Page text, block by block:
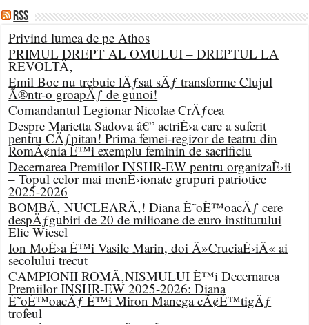
RSS
Privind lumea de pe Athos
PRIMUL DREPT AL OMULUI – DREPTUL LA
REVOLTÄ‚
Emil Boc nu trebuie lÄƒsat sÄƒ transforme Clujul
Ã®ntr-o groapÄƒ de gunoi!
Comandantul Legionar Nicolae CrÄƒcea
Despre Marietta Sadova â€” actriÈ›a care a suferit
pentru CÄƒpitan! Prima femei-regizor de teatru din
RomÃ¢nia È™i exemplu feminin de sacrificiu
Decernarea Premiilor INSHR-EW pentru organizaÈ›ii
– Topul celor mai menÈ›ionate grupuri patriotice
2025-2026
BOMBÄ‚ NUCLEARÄ‚! Diana È˜oÈ™oacÄƒ cere
despÄƒgubiri de 20 de milioane de euro institutului
Elie Wiesel
Ion MoÈ›a È™i Vasile Marin, doi Â»CruciaÈ›iÂ« ai
secolului trecut
CAMPIONII ROMÃ‚NISMULUI È™i Decernarea
Premiilor INSHR-EW 2025-2026: Diana
È˜oÈ™oacÄƒ È™i Miron Manega cÃ¢È™tigÄƒ
trofeul